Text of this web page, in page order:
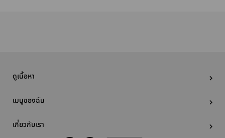
ดูเนื้อหา
เมนูของฉัน
เกี่ยวกับเรา